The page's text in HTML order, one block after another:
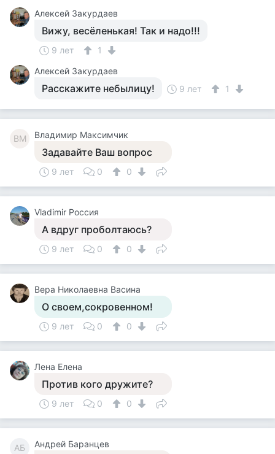
Алексей Закурдаев
Вижу, весёленькая! Так и надо!!!
9 лет
1
Алексей Закурдаев
Расскажите небылицу! 9 лет 1
ВМ Владимир Максимчик
Задавайте Ваш вопрос
9 лет 0 0
Vladimir Россия
А вдруг проболтаюсь?
9 лет 0 0
Вера Николаевна Васина
О своем,сокровенном!
9 лет 0 0
Лена Елена
Против кого дружите?
9 лет 0 0
АБ Андрей Баранцев